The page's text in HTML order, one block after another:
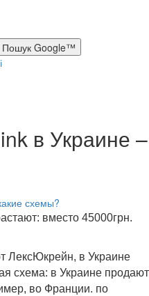
в Украине –
вместо 45000грн.
ЛексЮкрейн, в Украине
схема: в Украине продают
во Франции. по